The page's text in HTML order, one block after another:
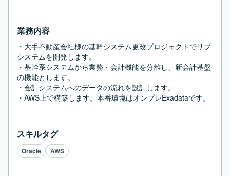
業務内容
・大手不動産会社様の基幹システム更改プロジェクトでサブ
システムを開発します。
・基幹系システムから業務・会計機能を分離し、新会計基盤
の機能とします。
・会計システムへのデータの流れを設計します。
・AWS上で構築します。本番環境はオンプレExadataです。
スキルタグ
Oracle AWS